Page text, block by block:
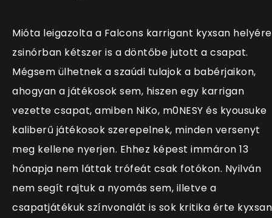
Mióta leigazolta a Falcons karrigant kyxsan
zsinórban kétszer is a döntőbe jutott a csapat.
Mégsem ülhetnek a szaúdi tulajok a babérjaikon,
ahogyan a játékosok sem, hiszen egy karrigan
vezette csapat, amiben NiKo, m0NESY és kyousuke
kaliberű játékosok szerepelnek, minden versenyt
meg kellene nyerjen. Ehhez képest immáron 13
hónapja nem láttak trófeát csak fotókon. Nyilván
nem segít rajtuk a nyomás sem, illetve a
csapatjátékuk színvonalát is sok kritika érte kyxsan